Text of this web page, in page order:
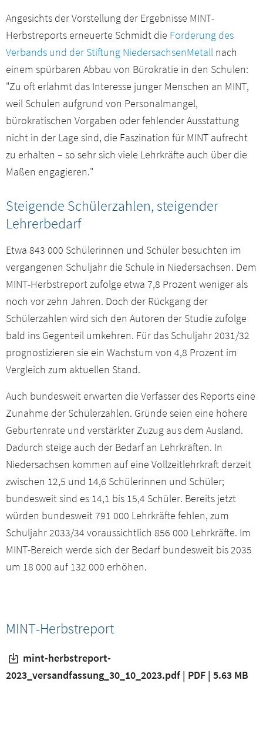
Angesichts der Vorstellung der Ergebnisse MINT-
Herbstreports erneuerte Schmidt die Forderung des
Verbands und der Stiftung NiedersachsenMetall nach
einem spürbaren Abbau von Bürokratie in den Schulen:
"Zu oft erlahmt das Interesse junger Menschen an MINT,
weil Schulen aufgrund von Personalmangel,
bürokratischen Vorgaben oder fehlender Ausstattung
nicht in der Lage sind, die Faszination für MINT aufrecht
zu erhalten – so sehr sich viele Lehrkräfte auch über die
Maßen engagieren."
Steigende Schülerzahlen, steigender
Lehrerbedarf
Etwa 843 000 Schülerinnen und Schüler besuchten im
vergangenen Schuljahr die Schule in Niedersachsen. Dem
MINT-Herbstreport zufolge etwa 7,8 Prozent weniger als
noch vor zehn Jahren. Doch der Rückgang der
Schülerzahlen wird sich den Autoren der Studie zufolge
bald ins Gegenteil umkehren. Für das Schuljahr 2031/32
prognostizieren sie ein Wachstum von 4,8 Prozent im
Vergleich zum aktuellen Stand.
Auch bundesweit erwarten die Verfasser des Reports eine
Zunahme der Schülerzahlen. Gründe seien eine höhere
Geburtenrate und verstärkter Zuzug aus dem Ausland.
Dadurch steige auch der Bedarf an Lehrkräften. In
Niedersachsen kommen auf eine Vollzeitlehrkraft derzeit
zwischen 12,5 und 14,6 Schülerinnen und Schüler;
bundesweit sind es 14,1 bis 15,4 Schüler. Bereits jetzt
würden bundesweit 791 000 Lehrkräfte fehlen, zum
Schuljahr 2033/34 voraussichtlich 856 000 Lehrkräfte. Im
MINT-Bereich werde sich der Bedarf bundesweit bis 2035
um 18 000 auf 132 000 erhöhen.
MINT-Herbstreport
mint-herbstreport-
2023_versandfassung_30_10_2023.pdf | PDF | 5.63 MB